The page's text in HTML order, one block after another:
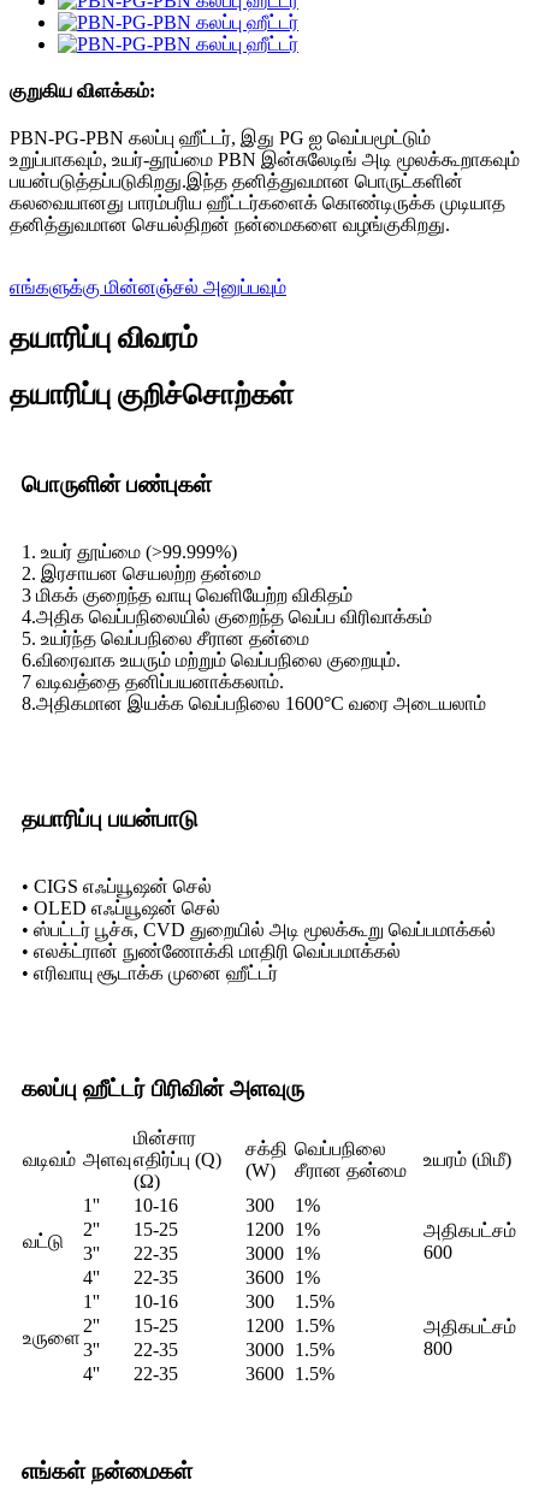
குறுகிய விளக்கம்:
PBN-PG-PBN கலப்பு ஹீட்டர், இது PG ஐ வெப்பமூட்டும்
உறுப்பாகவும், உயர்-தூய்மை PBN இன்சுலேடிங் அடி மூலக்கூறாகவும்
பயன்படுத்தப்படுகிறது.இந்த தனித்துவமான பொருட்களின்
கலவையானது பாரம்பரிய ஹீட்டர்களைக் கொண்டிருக்க முடியாத
தனித்துவமான செயல்திறன் நன்மைகளை வழங்குகிறது.
எங்களுக்கு மின்னஞ்சல் அனுப்பவும்
தயாரிப்பு விவரம்
தயாரிப்பு குறிச்சொற்கள்
பொருளின் பண்புகள்
1. உயர் தூய்மை (>99.999%)
2. இரசாயன செயலற்ற தன்மை
3 மிகக் குறைந்த வாயு வெளியேற்ற விகிதம்
4.அதிக வெப்பநிலையில் குறைந்த வெப்ப விரிவாக்கம்
5. உயர்ந்த வெப்பநிலை சீரான தன்மை
6.விரைவாக உயரும் மற்றும் வெப்பநிலை குறையும்.
7 வடிவத்தை தனிப்பயனாக்கலாம்.
8.அதிகமான இயக்க வெப்பநிலை 1600°C வரை அடையலாம்
தயாரிப்பு பயன்பாடு
• CIGS எஃப்யூஷன் செல்
• OLED எஃப்யூஷன் செல்
• ஸ்பட்டர் பூச்சு, CVD துறையில் அடி மூலக்கூறு வெப்பமாக்கல்
• எலக்ட்ரான் நுண்ணோக்கி மாதிரி வெப்பமாக்கல்
• எரிவாயு சூடாக்க முனை ஹீட்டர்
கலப்பு ஹீட்டர் பிரிவின் அளவுரு
வடிவம் அளவு
மின்சார
எதிர்ப்பு (Q)
(Ω)
சக்தி
(W)
வெப்பநிலை
சீரான தன்மை
உயரம் (மிமீ)
வட்டு
1'' 10-16 300
1%
அதிகபட்சம்
600
2'' 15-25 1200 1%
3''
22-35 3000 1%
4''
22-35 3600 1%
உருளை
1'' 10-16 300
1.5%
அதிகபட்சம்
800
2'' 15-25 1200 1.5%
3''
22-35 3000 1.5%
4''
22-35 3600 1.5%
எங்கள் நன்மைகள்